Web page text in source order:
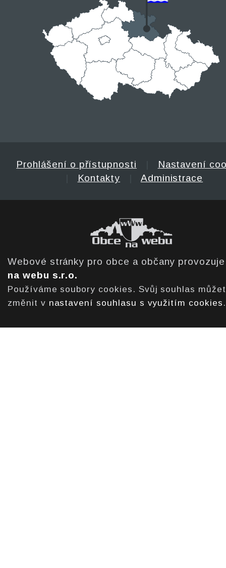
Prohlášení o přístupnosti
Nastavení
Kontakty Administrace
Webové stránky pro obce a občany
na webu s.r.o.
Používáme soubory cookies. Svůj souhlas
změnit v nastavení souhlasu s využitím cookies .